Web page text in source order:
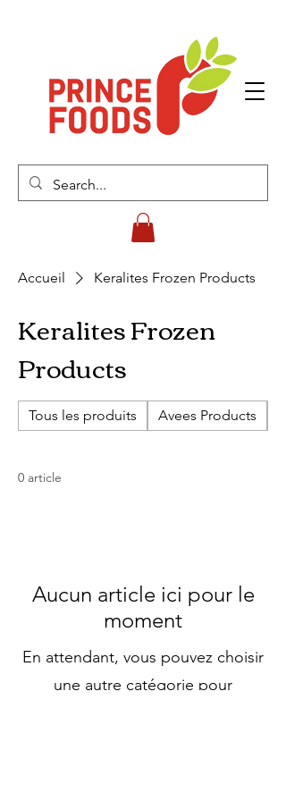
Accueil Keralites Frozen Products
Keralites Frozen
Products
Tous les produits Avees Products
0 article
Aucun article ici pour le
moment
En attendant, vous pouvez choisir
une autre catégorie pour